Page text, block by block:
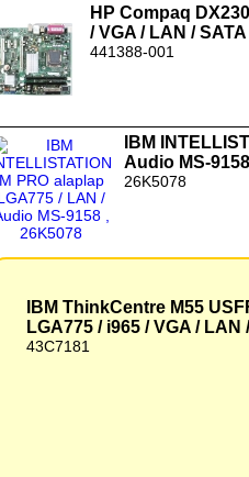
HP Compaq
/ VGA / LAN /
441388-001
IBM
Audio MS-9158
26K5078
IBM ThinkCentre M55
LGA775 / i965 / VGA /
43C7181